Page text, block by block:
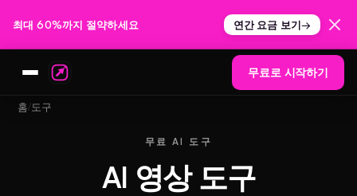
최대 60%까지 절약하세요 연간 요금 보기→
무료로 시작하기
홈 도구
무료 AI 도구
AI 영상 도구